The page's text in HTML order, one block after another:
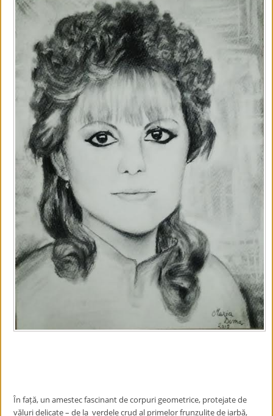
În față, un amestec fascinant de corpuri geometrice, protejate de
văluri delicate – de la verdele crud al primelor frunzulițe de iarbă,